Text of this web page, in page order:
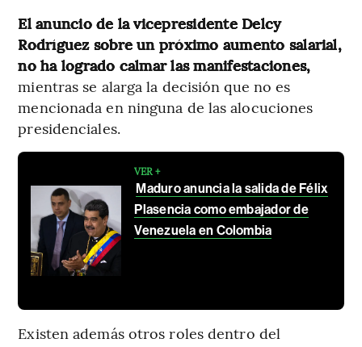
El anuncio de la vicepresidente Delcy
Rodríguez sobre un próximo aumento salarial,
no ha logrado calmar las manifestaciones,
mientras se alarga la decisión que no es
mencionada en ninguna de las alocuciones
presidenciales.
VER +
Maduro anuncia la salida de Félix
Plasencia como embajador de
Venezuela en Colombia
Existen además otros roles dentro del